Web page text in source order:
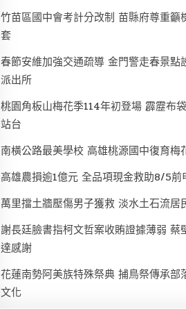
竹苗區國中會考計分改制 苗縣府尊重籲
套
春節安維加強交通疏導 金門警走春景點
派出所
桃園角板山梅花季114年初登場 霹靂布
站台
南橫公路最美學校 高雄桃源國中復育梅
高雄農損逾1億元 全品項現金救助8/5前
萬里擋土牆壓傷男子獲救 淡水土石流居
謝長廷臉書指柯文哲案收賄證據薄弱 蔡
達感謝
花蓮南勢阿美族特殊祭典 捕鳥祭傳承部
文化